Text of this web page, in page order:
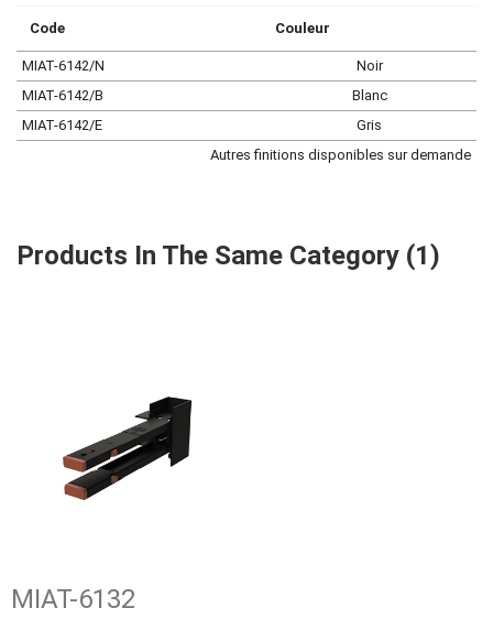
Code Couleur
MIAT-6142/N
Noir
MIAT-6142/B
Blanc
MIAT-6142/E
Gris
Autres finitions disponibles sur demande
Products In The Same Category (1)
MIAT-6132